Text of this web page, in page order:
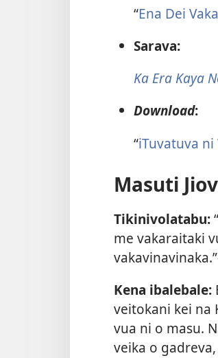
“Ena Dei
Sarava:
Ka Era Kaya
Download:
“iTuvatuva ni
Masuti
Tikinivolatabu:
me vakaraitaki
Kena ibalebale:
veitokani kei na
vua ni o masu.
veika o